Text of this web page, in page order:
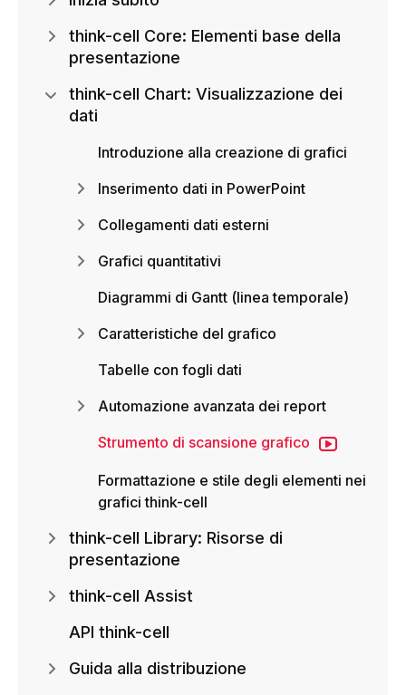
think-cell Core: Elementi base della
presentazione
think-cell Chart: Visualizzazione dei
dati
Introduzione alla creazione di grafici
Inserimento dati in PowerPoint
Collegamenti dati esterni
Grafici quantitativi
Diagrammi di Gantt (linea temporale)
Caratteristiche del grafico
Tabelle con fogli dati
Automazione avanzata dei report
Strumento di scansione grafico
Formattazione e stile degli elementi nei
grafici think-cell
think-cell Library: Risorse di
presentazione
think-cell Assist
API think-cell
Guida alla distribuzione